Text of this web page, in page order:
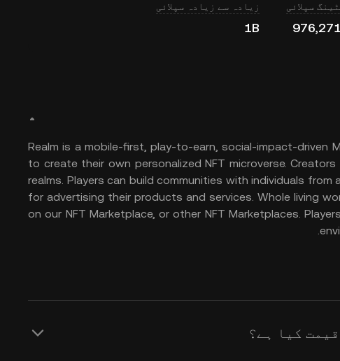
سپلائی زیادہ سے زیادہ سپلائی
1B
Realm is a mobile-first, play-to-earn, social-impact-driven
to create their own personalized NFT microverse.
realms. Players can build communities with individuals
for advertising their products and services. Whole living
on our NFT Marketplace, or other NFT Marketplaces.